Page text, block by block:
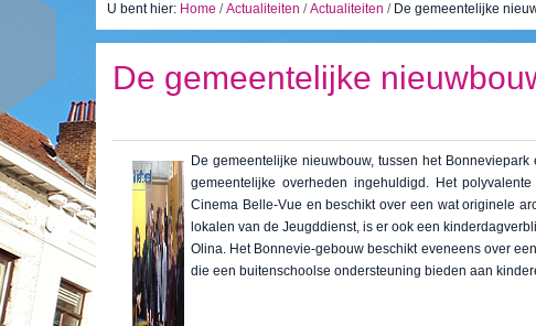
U bent hier: Home /Actualiteiten /Actualiteiten / De gemeentelijke
De gemeentelijke
De gemeentelijke nieuwbouw, tussen het
gemeentelijke overheden ingehuldigd. Het
Cinema Belle-Vue en beschikt over een wat originele
lokalen van de Jeugddienst, is er ook een
Olina. Het Bonnevie-gebouw beschikt eveneens over
die een buitenschoolse ondersteuning bieden aan